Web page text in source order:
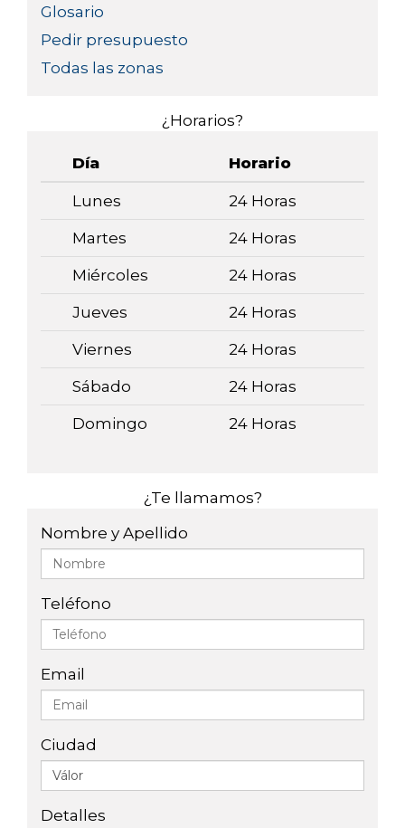
Glosario
Pedir presupuesto
Todas las zonas
¿Horarios?
Día Horario
Lunes 24 Horas
Martes 24 Horas
Miércoles 24 Horas
Jueves 24 Horas
Viernes 24 Horas
Sábado 24 Horas
Domingo 24 Horas
¿Te llamamos?
Nombre y Apellido
Teléfono
Email
Ciudad
Detalles